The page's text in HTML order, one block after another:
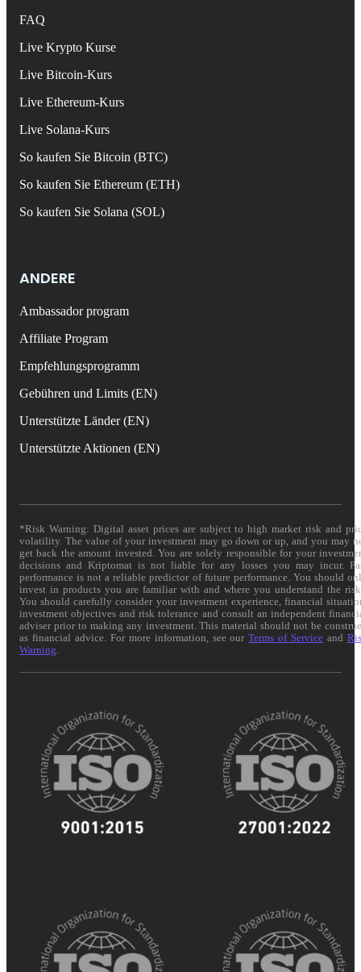
FAQ
Live Krypto Kurse
Live Bitcoin-Kurs
Live Ethereum-Kurs
Live Solana-Kurs
So kaufen Sie Bitcoin (BTC)
So kaufen Sie Ethereum (ETH)
So kaufen Sie Solana (SOL)
ANDERE
Ambassador program
Affiliate Program
Empfehlungsprogramm
Gebühren und Limits (EN)
Unterstützte Länder (EN)
Unterstützte Aktionen (EN)
*Risk Warning: Digital asset prices are subject to high market risk and
volatility. The value of your investment may go down or up, and you may
get back the amount invested. You are solely responsible for your
decisions and Kriptomat is not liable for any losses you may incur.
performance is not a reliable predictor of future performance. You should
invest in products you are familiar with and where you understand the
You should carefully consider your investment experience, financial
investment objectives and risk tolerance and consult an independent
adviser prior to making any investment. This material should not be
as financial advice. For more information, see ourTerms of Service and
Warning